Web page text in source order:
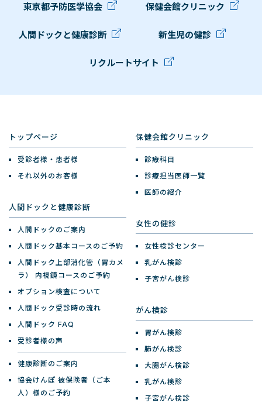
東京都予防医学協会 保健会館クリニック
人間ドックと健康診断 新生児の健診
リクルートサイト
トップページ
受診者様・患者様
それ以外のお客様
人間ドックと健康診断
人間ドックのご案内
人間ドック基本コースのご予約
人間ドック上部消化管（胃カメ
ラ）
内視鏡コースのご予約
オプション検査について
人間ドック受診時の流れ
人間ドック FAQ
受診者様の声
健康診断のご案内
協会けんぽ 被保険者（ご本
人）様のご予約
保健会館クリニック
診療科目
診療担当医師一覧
医師の紹介
女性の健診
女性検診センター
乳がん検診
子宮がん検診
がん検診
胃がん検診
肺がん検診
大腸がん検診
乳がん検診
子宮がん検診